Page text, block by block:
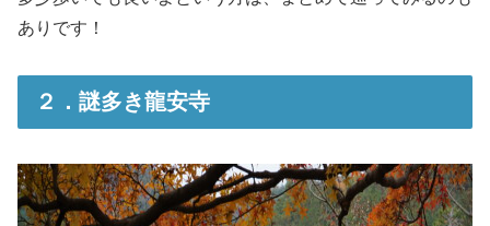
ありです！
２．謎多き龍安寺